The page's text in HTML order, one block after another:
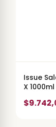
Issue
X 1000ml